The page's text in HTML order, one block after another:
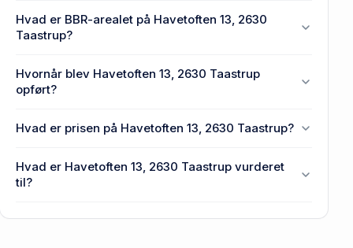
Taastrup.
Hvad er BBR-arealet på Havetoften 13, 2630
Taastrup?
2630 Taastrup.
Hvornår blev Havetoften 13, 2630 Taastrup
opført?
Havetoften 13, 2630 Taastrup.
Hvad er prisen på Havetoften 13, 2630 Taastrup?
Taastrup senest blev handlet i 2026.
Hvad er Havetoften 13, 2630 Taastrup vurderet
til?